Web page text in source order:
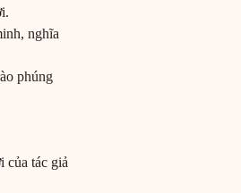
nghĩa
phúng
của tác giả